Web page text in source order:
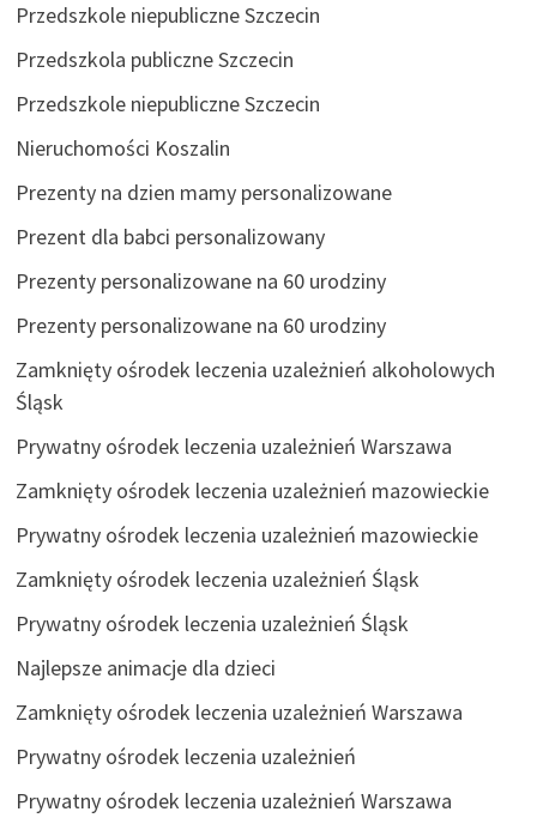
Przedszkole niepubliczne Szczecin
Przedszkola publiczne Szczecin
Przedszkole niepubliczne Szczecin
Nieruchomości Koszalin
Prezenty na dzien mamy personalizowane
Prezent dla babci personalizowany
Prezenty personalizowane na 60 urodziny
Prezenty personalizowane na 60 urodziny
Zamknięty ośrodek leczenia uzależnień alkoholowych
Śląsk
Prywatny ośrodek leczenia uzależnień Warszawa
Zamknięty ośrodek leczenia uzależnień mazowieckie
Prywatny ośrodek leczenia uzależnień mazowieckie
Zamknięty ośrodek leczenia uzależnień Śląsk
Prywatny ośrodek leczenia uzależnień Śląsk
Najlepsze animacje dla dzieci
Zamknięty ośrodek leczenia uzależnień Warszawa
Prywatny ośrodek leczenia uzależnień
Prywatny ośrodek leczenia uzależnień Warszawa